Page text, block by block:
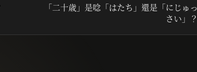
「二十歳」是唸「はたち」還是「にじゅっ
さい」？